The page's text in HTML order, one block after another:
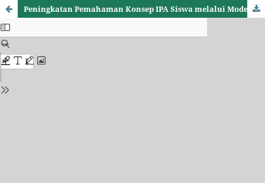
Peningkatan Pemahaman Konsep IPA Siswa melalui Model Pembelajaran Kooperatif Teams Games